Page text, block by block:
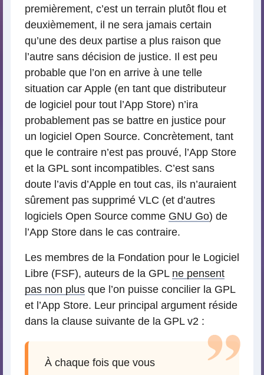
premièrement, c’est un terrain plutôt flou et
deuxièmement, il ne sera jamais certain
qu’une des deux partise a plus raison que
l’autre sans décision de justice. Il est peu
probable que l’on en arrive à une telle
situation car Apple (en tant que distributeur
de logiciel pour tout l’App Store) n’ira
probablement pas se battre en justice pour
un logiciel Open Source. Concrètement, tant
que le contraire n’est pas prouvé, l’App Store
et la GPL sont incompatibles. C’est sans
doute l’avis d’Apple en tout cas, ils n’auraient
sûrement pas supprimé VLC (et d’autres
logiciels Open Source comme GNU Go) de
l’App Store dans le cas contraire.
Les membres de la Fondation pour le Logiciel
Libre (FSF), auteurs de la GPL ne pensent
pas non plus que l’on puisse concilier la GPL
et l’App Store. Leur principal argument réside
dans la clause suivante de la GPL v2 :
À chaque fois que vous